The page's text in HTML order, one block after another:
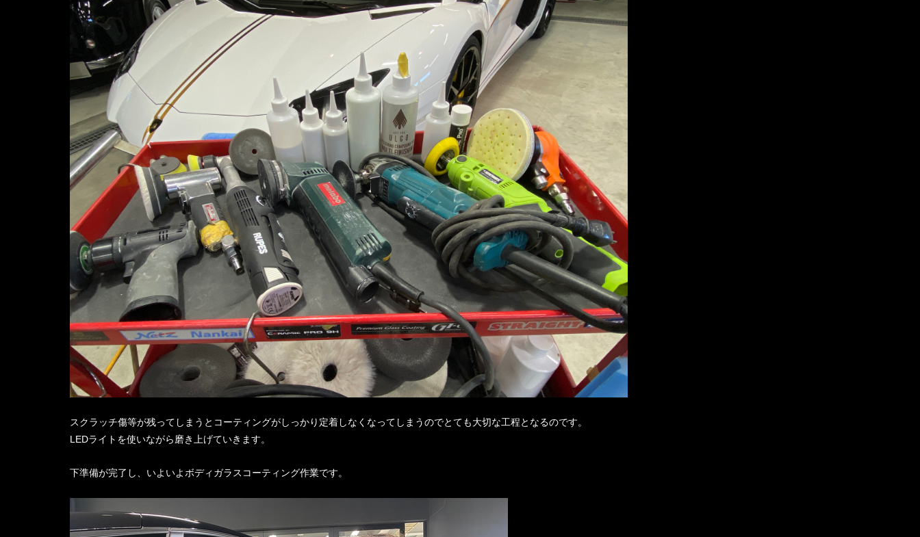
スクラッチ傷等が残ってしまうとコーティングがしっかり定着しなくなってしまうのでとても大切な工程となるのです。
LEDライトを使いながら磨き上げていきます。
下準備が完了し、いよいよボディガラスコーティング作業です。